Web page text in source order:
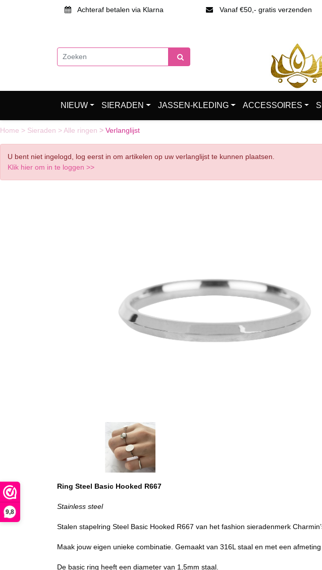
9,8
Achteraf betalen via Klarna Vanaf €50,- gratis verzenden
NIEUW SIERADEN JASSEN-KLEDING ACCESSOIRES
Home > Sieraden >Alle ringen > Verlanglijst
U bent niet ingelogd, log eerst in om artikelen op uw verlanglijst te kunnen plaatsen.
Klik hier om in te loggen >>
Ring Steel Basic Hooked R667
Stainless steel
Stalen stapelring Steel Basic Hooked R667 van het fashion sieradenmerk
Maak jouw eigen unieke combinatie. Gemaakt van 316L staal en met een
De basic ring heeft een diameter van 1,5mm staal.